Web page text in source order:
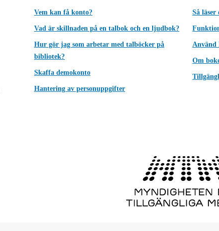
Vem kan få konto?
Vad är skillnaden på en talbok och en ljudbok?
Hur gör jag som arbetar med talböcker på
bibliotek?
Skaffa demokonto
Hantering av personuppgifter
Så läser
Använd
Om